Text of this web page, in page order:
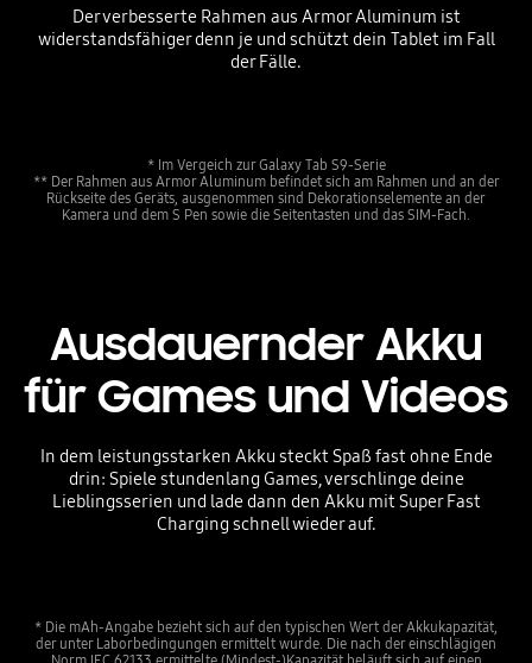
Der verbesserte Rahmen aus Armor Aluminum ist
widerstandsfähiger denn je und schützt dein Tablet im Fall
der Fälle.
* Im Vergeich zur Galaxy Tab S9-Serie
** Der Rahmen aus Armor Aluminum befindet sich am Rahmen und an der
Rückseite des Geräts, ausgenommen sind Dekorationselemente an der
Kamera und dem S Pen sowie die Seitentasten und das SIM-Fach.
Ausdauernder Akku
für Games und Videos
In dem leistungsstarken Akku steckt Spaß fast ohne Ende
drin: Spiele stundenlang Games, verschlinge deine
Lieblingsserien und lade dann den Akku mit Super Fast
Charging schnell wieder auf.
* Die mAh-Angabe bezieht sich auf den typischen Wert der Akkukapazität,
der unter Laborbedingungen ermittelt wurde. Die nach der einschlägigen